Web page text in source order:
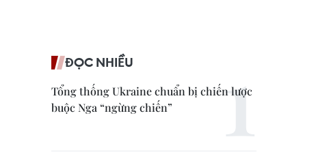
ĐỌC NHIỀU
Tổng thống Ukraine chuẩn bị chiến lược
buộc Nga “ngừng chiến”